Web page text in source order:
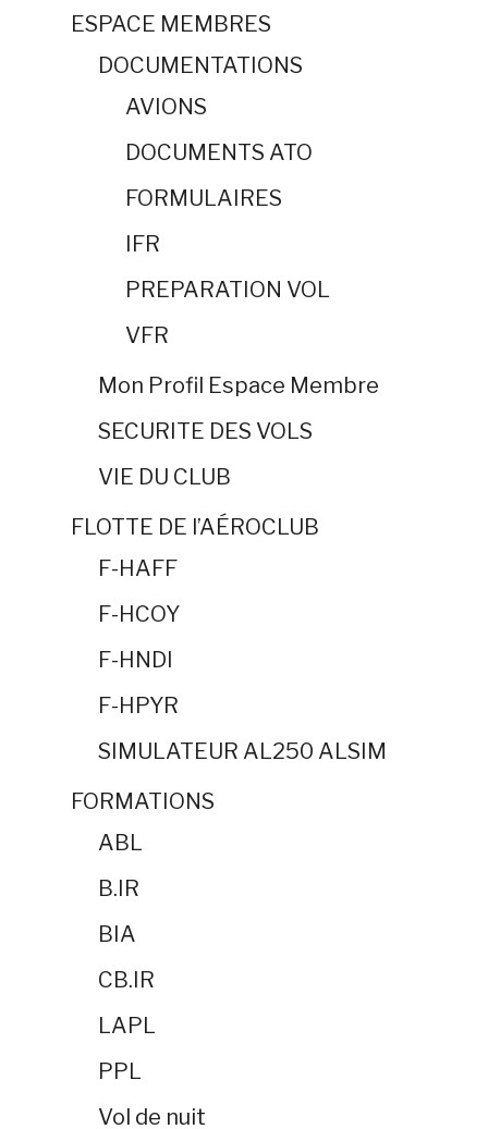
ESPACE MEMBRES
DOCUMENTATIONS
AVIONS
DOCUMENTS ATO
FORMULAIRES
IFR
PREPARATION VOL
VFR
Mon Profil Espace Membre
SECURITE DES VOLS
VIE DU CLUB
FLOTTE DE l’AÉROCLUB
F-HAFF
F-HCOY
F-HNDI
F-HPYR
SIMULATEUR AL250 ALSIM
FORMATIONS
ABL
B.IR
BIA
CB.IR
LAPL
PPL
Vol de nuit